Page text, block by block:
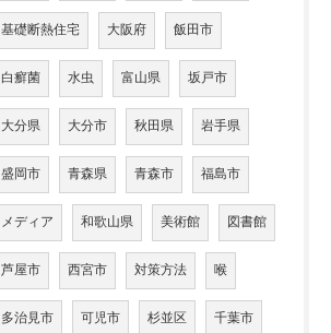
基礎断熱住宅 大阪府 飯田市
白癬菌 水虫 富山県 坂戸市
大分県 大分市 秋田県 岩手県
盛岡市 青森県 青森市 福島市
メディア 和歌山県 美術館 図書館
芦屋市 西宮市 対策方法 喉
多治見市 可児市 杉並区 千葉市